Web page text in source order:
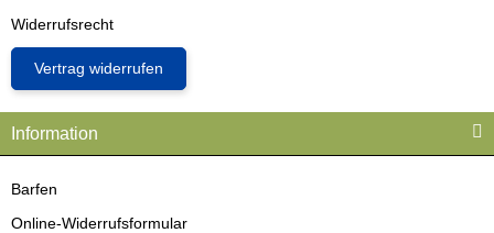
Widerrufsrecht
Vertrag widerrufen
Information
Barfen
Online-Widerrufsformular